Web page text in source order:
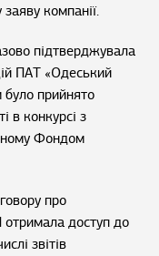
компанії.
підтверджувала
ПАТ «Одеський
було прийнято
в конкурсі з
Фондом
про
доступ до
звітів